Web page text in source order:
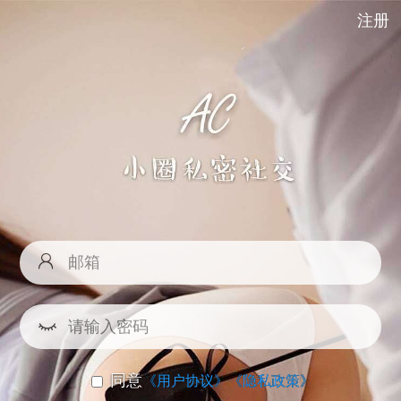
注册
同意《用户协议》《隐私政策》